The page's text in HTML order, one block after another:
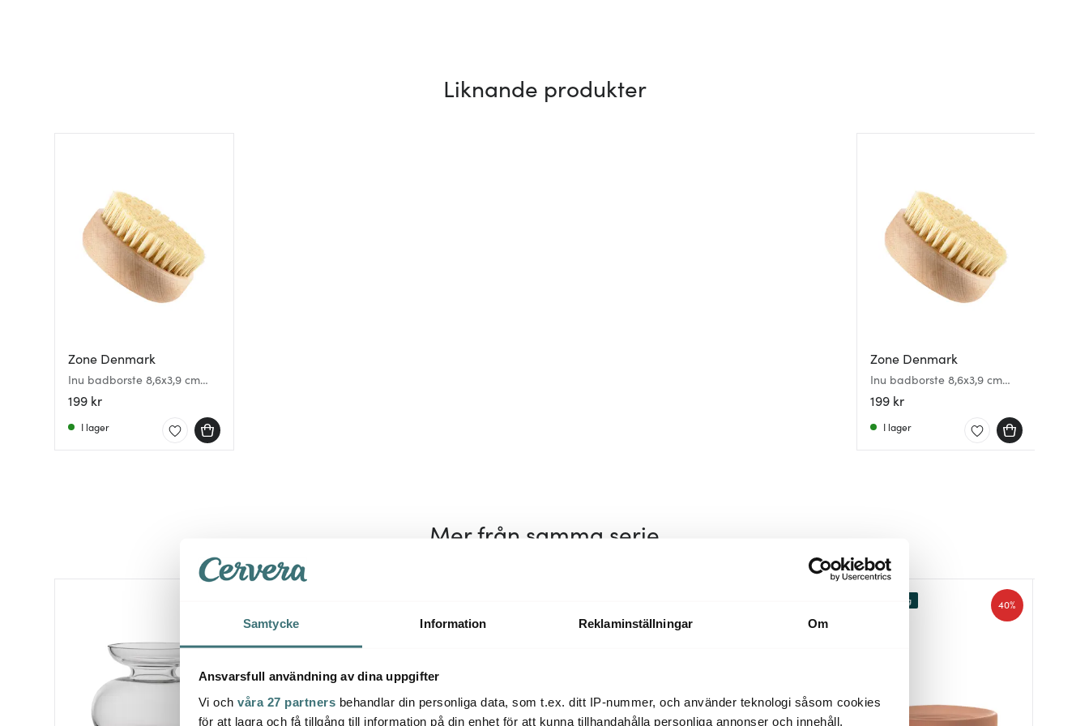
Samtycke Information Reklaminställningar Om
Ansvarsfull användning av dina uppgifter
Vi och våra 27 partners behandlar din personliga data, som t.ex. ditt IP-nummer, och använder teknologi såsom cookies
för att lagra och få tillgång till information på din enhet för att kunna tillhandahålla personliga annonser och innehåll,
Liknande produkter
Zone Denmark
Inu badborste 8,6x3,9 cm
bok
199 kr
I lager
Zone Denmark
Inu badborste 8,6x3,9 cm
bok
199 kr
I lager
Mer från samma serie
40%
Lagerrensning